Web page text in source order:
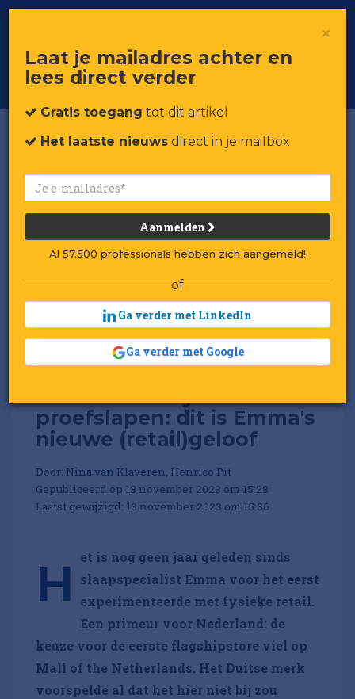
Voor professionals in retail & brands
Toggle
proefslapen: dit is Emma's
nieuwe (retail)geloof
Door: Nina van Klaveren, Henrico Pit
Gepubliceerd op 13 november 2023 om 15:28
Laatst gewijzigd: 13 november 2023 om 15:36
H
et is nog geen jaar geleden sinds
slaapspecialist Emma voor het eerst
experimenteerde met fysieke retail.
Een primeur voor Nederland: de
keuze voor de eerste flagshipstore viel op
Mall of the Netherlands. Het Duitse merk
voorspelde al dat het hier niet bij zou
×
Laat je mailadres achter en
lees direct verder
Gratis toegang tot dit artikel
Het laatste nieuws direct in je mailbox
Aanmelden
Al 57.500 professionals hebben zich aangemeld!
of
Ga verder met LinkedIn
Ga verder met Google